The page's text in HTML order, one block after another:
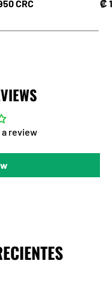
normal
CRC ₡
review